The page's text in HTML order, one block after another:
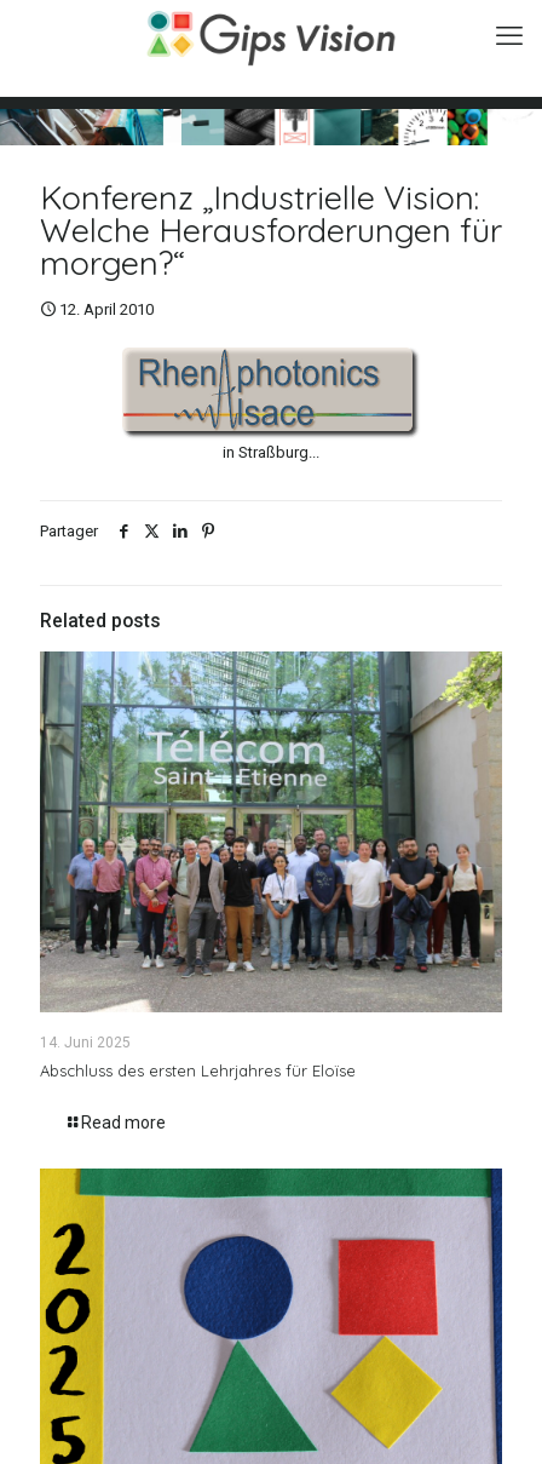
Konferenz „Industrielle Vision:
Welche Herausforderungen für
morgen?“
12. April 2010
in Straßburg...
Partager
Related posts
14. Juni 2025
Abschluss des ersten Lehrjahres für Eloïse
Read more